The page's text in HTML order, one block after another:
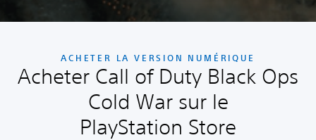
ACHETER LA VERSION NUMÉRIQUE
Acheter Call of Duty Black Ops
Cold War sur le
PlayStation Store